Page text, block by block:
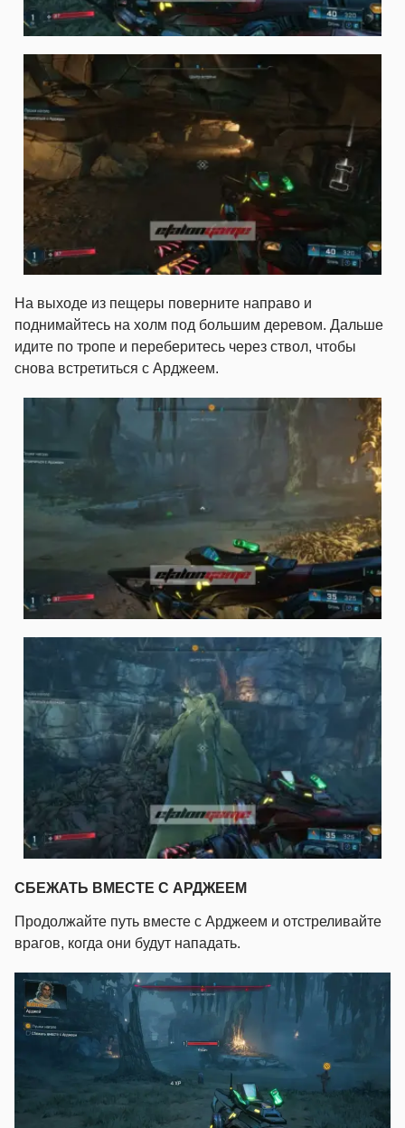
На выходе из пещеры поверните направо и
поднимайтесь на холм под большим деревом. Дальше
идите по тропе и переберитесь через ствол, чтобы
снова встретиться с Арджеем.
СБЕЖАТЬ ВМЕСТЕ С АРДЖЕЕМ
Продолжайте путь вместе с Арджеем и отстреливайте
врагов, когда они будут нападать.